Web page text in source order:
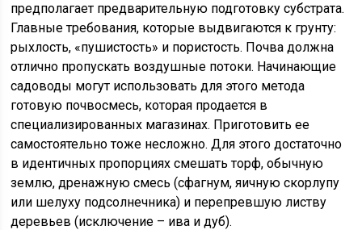
предполагает предварительную подготовку субстрата.
Главные требования, которые выдвигаются к грунту:
рыхлость, «пушистость» и пористость. Почва должна
отлично пропускать воздушные потоки. Начинающие
садоводы могут использовать для этого метода
готовую почвосмесь, которая продается в
специализированных магазинах. Приготовить ее
самостоятельно тоже несложно. Для этого достаточно
в идентичных пропорциях смешать торф, обычную
землю, дренажную смесь (сфагнум, яичную скорлупу
или шелуху подсолнечника) и перепревшую листву
деревьев (исключение – ива и дуб).